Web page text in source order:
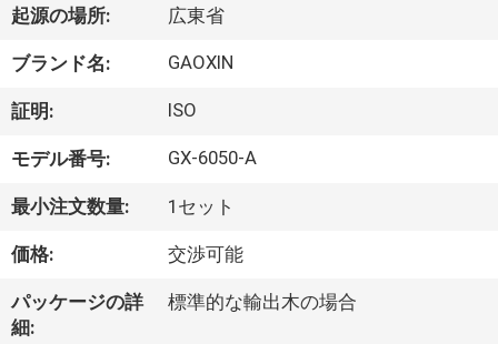
ダ
ク
ト
私
に
つ
起源の場所: 広東省
ブランド名: GAOXIN
証明: ISO
モデル番号: GX-6050-A
最小注文数量: 1セット
価格: 交渉可能
パッケージの詳
細:
標準的な輸出木の場合